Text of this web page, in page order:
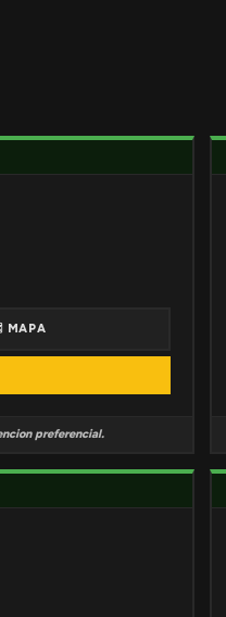
preferencial.